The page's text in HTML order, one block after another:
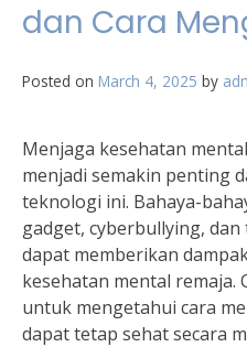
dan Cara
Posted on March 4, 2025 by
Menjaga kesehatan
menjadi semakin penting
teknologi ini. Bahaya-
gadget, cyberbullying,
dapat memberikan
kesehatan mental
untuk mengetahui cara
dapat tetap sehat secara